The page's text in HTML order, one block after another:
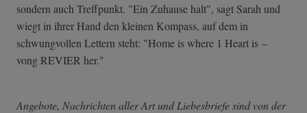
sondern auch Treffpunkt. "Ein Zuhause halt", sagt Sarah und
wiegt in ihrer Hand den kleinen Kompass, auf dem in
schwungvollen Lettern steht: "Home is where 1 Heart is –
vong REVIER her."
Angebote, Nachrichten aller Art und Liebesbriefe sind von der